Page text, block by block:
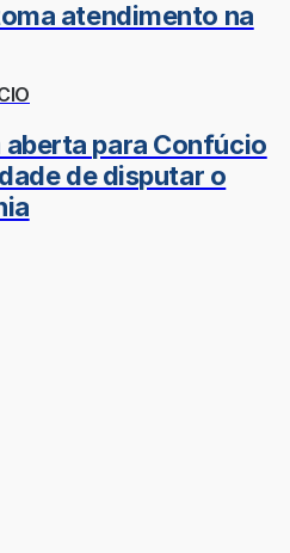
atendimento na
para Confúcio
de disputar o